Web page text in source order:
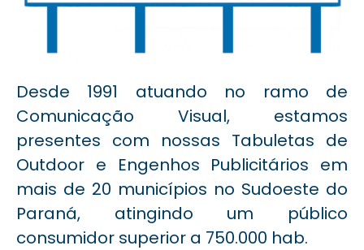
Desde 1991 atuando no ramo de
Comunicação Visual, estamos
presentes com nossas Tabuletas de
Outdoor e Engenhos Publicitários em
mais de 20 municípios no Sudoeste do
Paraná, atingindo um público
consumidor superior a 750.000 hab.